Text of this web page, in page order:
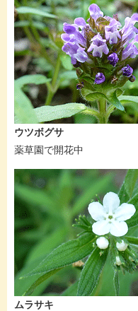
ウツボグサ
薬草園で開花中
ムラサキ